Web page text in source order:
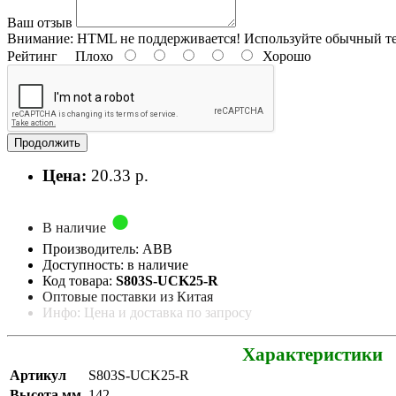
Ваш отзыв
Внимание: HTML не поддерживается! Используйте обычный
Рейтинг Плохо Хорошо
Продолжить
Цена: 20.33 р.
В наличие
Производитель: ABB
Доступность: в наличие
Код товара: S803S-UCK25-R
Оптовые поставки из Китая
Инфо: Цена и доставка по запросу
Характеристики
Артикул
S803S-UCK25-R